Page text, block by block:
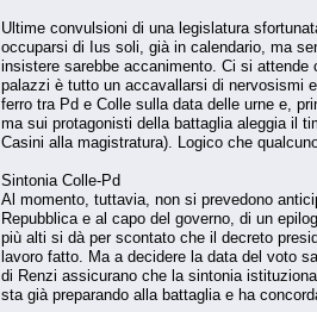
Ultime convulsioni di una legislatura
occuparsi di Ius soli, già in calendario, ma
insistere sarebbe accanimento. Ci si attende
palazzi è tutto un accavallarsi di nervosismi
ferro tra Pd e Colle sulla data delle urne e,
ma sui protagonisti della battaglia aleggia il
Casini alla magistratura). Logico che
Sintonia Colle-Pd
Al momento, tuttavia, non si prevedono
Repubblica e al capo del governo, di un
più alti si dà per scontato che il decreto
lavoro fatto. Ma a decidere la data del voto
di Renzi assicurano che la sintonia
sta già preparando alla battaglia e ha